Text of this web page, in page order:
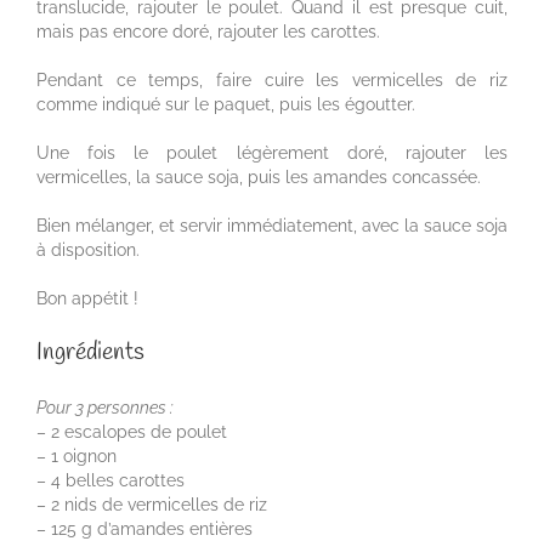
translucide, rajouter le poulet. Quand il est presque cuit,
mais pas encore doré, rajouter les carottes.
Pendant ce temps, faire cuire les vermicelles de riz
comme indiqué sur le paquet, puis les égoutter.
Une fois le poulet légèrement doré, rajouter les
vermicelles, la sauce soja, puis les amandes concassée.
Bien mélanger, et servir immédiatement, avec la sauce soja
à disposition.
Bon appétit !
Ingrédients
Pour 3 personnes :
– 2 escalopes de poulet
– 1 oignon
– 4 belles carottes
– 2 nids de vermicelles de riz
– 125 g d’amandes entières